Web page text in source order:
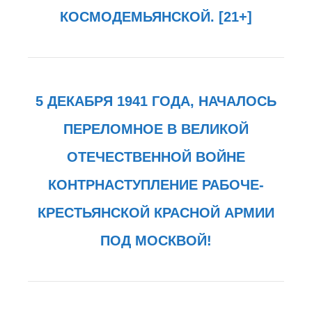
КОСМОДЕМЬЯНСКОЙ. [21+]
5 ДЕКАБРЯ 1941 ГОДА, НАЧАЛОСЬ
ПЕРЕЛОМНОЕ В ВЕЛИКОЙ
ОТЕЧЕСТВЕННОЙ ВОЙНЕ
КОНТРНАСТУПЛЕНИЕ РАБОЧЕ-
КРЕСТЬЯНСКОЙ КРАСНОЙ АРМИИ
ПОД МОСКВОЙ!